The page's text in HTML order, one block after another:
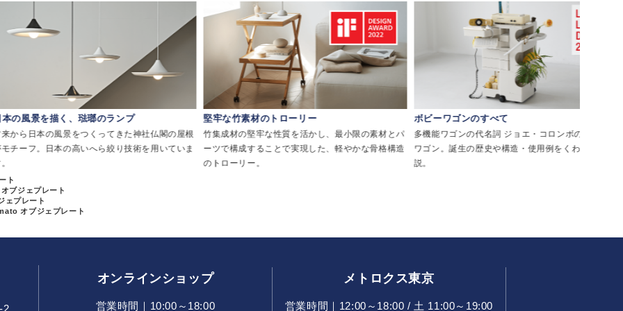
、琺瑯のランプ
をつくってきた神社仏閣の屋根
高いへら絞り技術を用いていま
堅牢な竹素材のトローリー
竹集成材の堅牢な性質を活かし、最小限の素材とパ
ーツで構成することで実現した、軽やかな骨格構造
のトローリー。
ボビーワゴンのすべて
多機能ワゴンの代名詞 ジョエ・コロンボのボビー
ワゴン。誕生の歴史や構造・使用例をくわしく解
西海岸・メキ
として親しま
ト
ブジェプレート
ェプレート
オブジェプレート
2
オンラインショップ
営業時間｜10:00～18:00
メトロクス東京
営業時間｜12:00～18:00 / 土 11:00～19:00